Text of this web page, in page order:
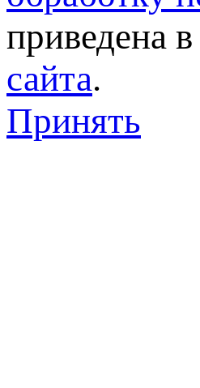
приведена в
сайта.
Принять